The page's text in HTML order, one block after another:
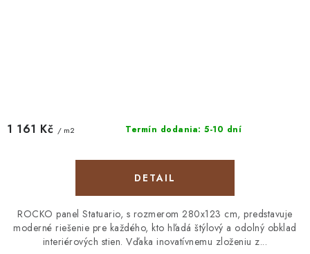
Termín dodania: 5-10 dní
1 161 Kč / m2
DETAIL
ROCKO panel Statuario, s rozmerom 280x123 cm, predstavuje
moderné riešenie pre každého, kto hľadá štýlový a odolný obklad
interiérových stien. Vďaka inovatívnemu zloženiu z...